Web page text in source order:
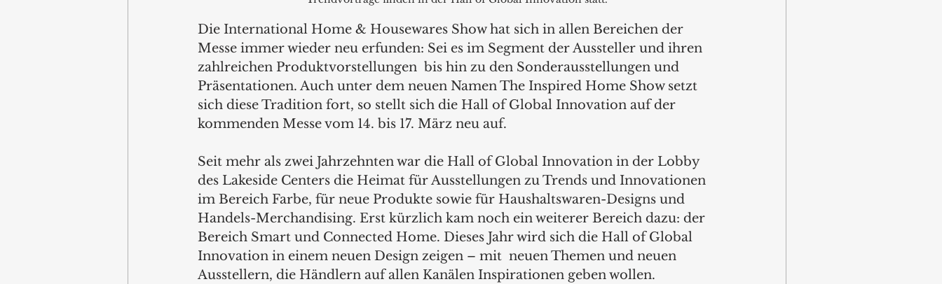
Die International Home & Housewares Show hat sich in allen Bereichen der
Messe immer wieder neu erfunden: Sei es im Segment der Aussteller und ihren
zahlreichen Produktvorstellungen  bis hin zu den Sonderausstellungen und
Präsentationen. Auch unter dem neuen Namen The Inspired Home Show setzt
sich diese Tradition fort, so stellt sich die Hall of Global Innovation auf der
kommenden Messe vom 14. bis 17. März neu auf.
Seit mehr als zwei Jahrzehnten war die Hall of Global Innovation in der Lobby
des Lakeside Centers die Heimat für Ausstellungen zu Trends und Innovationen
im Bereich Farbe, für neue Produkte sowie für Haushaltswaren-Designs und
Handels-Merchandising. Erst kürzlich kam noch ein weiterer Bereich dazu: der
Bereich Smart und Connected Home. Dieses Jahr wird sich die Hall of Global
Innovation in einem neuen Design zeigen – mit  neuen Themen und neuen
Ausstellern, die Händlern auf allen Kanälen Inspirationen geben wollen.